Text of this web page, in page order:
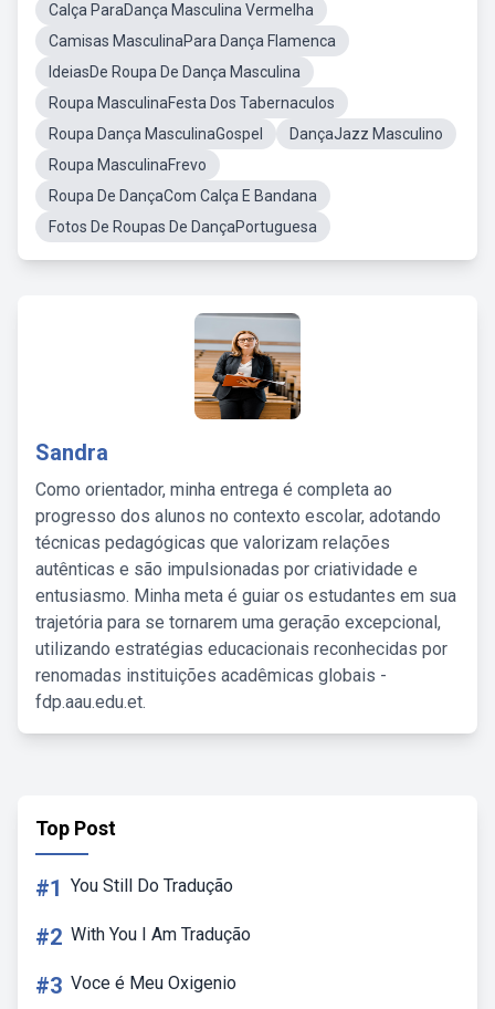
Calça ParaDança Masculina Vermelha
Camisas MasculinaPara Dança Flamenca
IdeiasDe Roupa De Dança Masculina
Roupa MasculinaFesta Dos Tabernaculos
Roupa Dança MasculinaGospel
DançaJazz Masculino
Roupa MasculinaFrevo
Roupa De DançaCom Calça E Bandana
Fotos De Roupas De DançaPortuguesa
Sandra
Como orientador, minha entrega é completa ao
progresso dos alunos no contexto escolar, adotando
técnicas pedagógicas que valorizam relações
autênticas e são impulsionadas por criatividade e
entusiasmo. Minha meta é guiar os estudantes em sua
trajetória para se tornarem uma geração excepcional,
utilizando estratégias educacionais reconhecidas por
renomadas instituições acadêmicas globais -
fdp.aau.edu.et.
Top Post
#1 You Still Do Tradução
#2 With You I Am Tradução
#3 Voce é Meu Oxigenio